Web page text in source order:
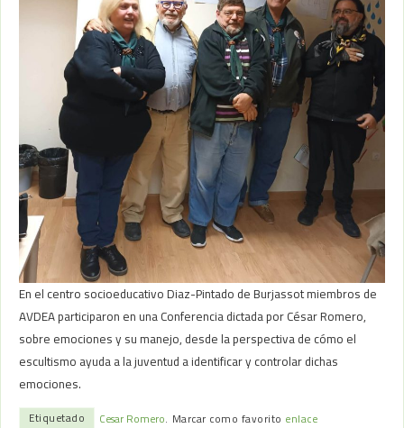
En el centro socioeducativo Diaz-Pintado de Burjassot miembros de
AVDEA participaron en una Conferencia dictada por César Romero,
sobre emociones y su manejo, desde la perspectiva de cómo el
escultismo ayuda a la juventud a identificar y controlar dichas
emociones.
Etiquetado Cesar Romero. Marcar como favorito enlace